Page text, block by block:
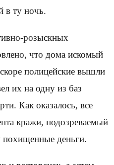
в ту ночь.
розыскных
что дома искомый
полицейские вышли
их на одну из баз
Как оказалось, все
кражи, подозреваемый
похищенные деньги.